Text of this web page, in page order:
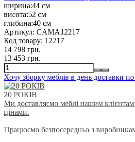
ширина:44 см
висота:52 см
глибина:40 см
Артикул: CAMA12217
Код товару: 12217
14 798 грн.
13 453 грн.
Хочу зборку меблів в день доставки
20 РОКІВ
Ми доставляємо меблі нашим
цінами.
Працюємо безпосередньо з